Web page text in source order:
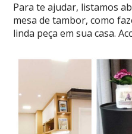
Para te ajudar, listamos
mesa de tambor, como
linda peça em sua casa.